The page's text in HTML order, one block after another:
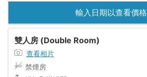
輸入日期以查看價格
雙人房 (Double Room)
查看相片
禁煙房